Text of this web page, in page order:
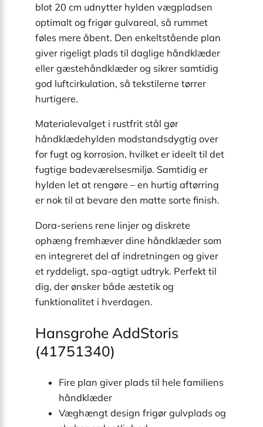
blot 20 cm udnytter hylden vægpladsen
optimalt og frigør gulvareal, så rummet
føles mere åbent. Den enkeltstående plan
giver rigeligt plads til daglige håndklæder
eller gæstehåndklæder og sikrer samtidig
god luftcirkulation, så tekstilerne tørrer
hurtigere.
Materialevalget i rustfrit stål gør
håndklædehylden modstandsdygtig over
for fugt og korrosion, hvilket er ideelt til det
fugtige badeværelsesmiljø. Samtidig er
hylden let at rengøre – en hurtig aftørring
er nok til at bevare den matte sorte finish.
Dora-seriens rene linjer og diskrete
ophæng fremhæver dine håndklæder som
en integreret del af indretningen og giver
et ryddeligt, spa-agtigt udtryk. Perfekt til
dig, der ønsker både æstetik og
funktionalitet i hverdagen.
Hansgrohe AddStoris
(41751340)
Fire plan giver plads til hele familiens
håndklæder
Væghængt design frigør gulvplads og